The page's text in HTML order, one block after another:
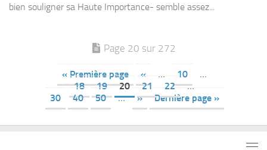
bien souligner sa Haute Importance- semble assez...
Page 20 sur 272
« Première page « … 10
…
18
19 20 21 22
…
30
40 50 … » Dernière page »